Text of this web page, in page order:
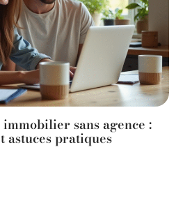
sans agence :
astuces pratiques